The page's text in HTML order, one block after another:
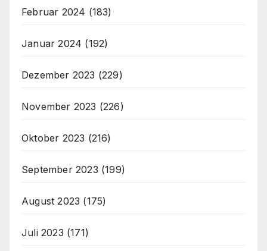
Februar 2024 (183)
Januar 2024 (192)
Dezember 2023 (229)
November 2023 (226)
Oktober 2023 (216)
September 2023 (199)
August 2023 (175)
Juli 2023 (171)